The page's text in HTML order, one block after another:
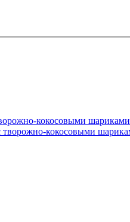
кокосовыми шариками